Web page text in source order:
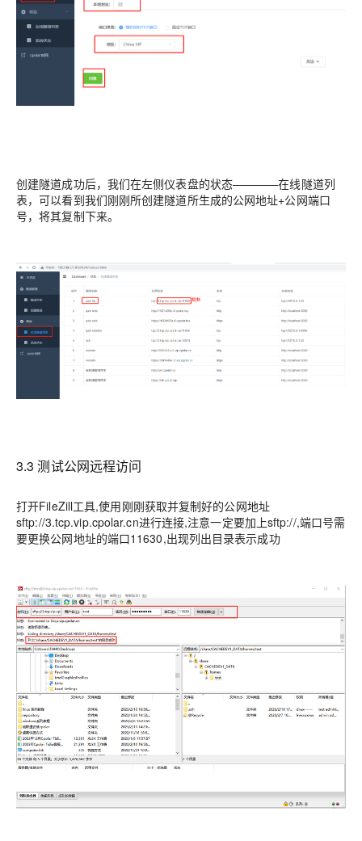
创建隧道成功后，我们在左侧仪表盘的状态————在线隧道列
表，可以看到我们刚刚所创建隧道所生成的公网地址+公网端口
号，将其复制下来。
3.3 测试公网远程访问
打开FileZill工具,使用刚刚获取并复制好的公网地址
sftp://3.tcp.vip.cpolar.cn进行连接,注意一定要加上sftp://,端口号需
要更换公网地址的端口11630,出现列出目录表示成功